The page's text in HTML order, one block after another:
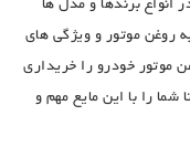
انواع برندها و مدل ها
روغن موتور و ویژگی های
موتور خودرو را خریداری
شما را با این مایع مهم و